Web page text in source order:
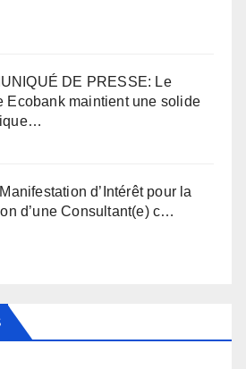
DE PRESSE: Le
Ecobank maintient une solide
d’Intérêt pour la
d’une Consultant(e) c…